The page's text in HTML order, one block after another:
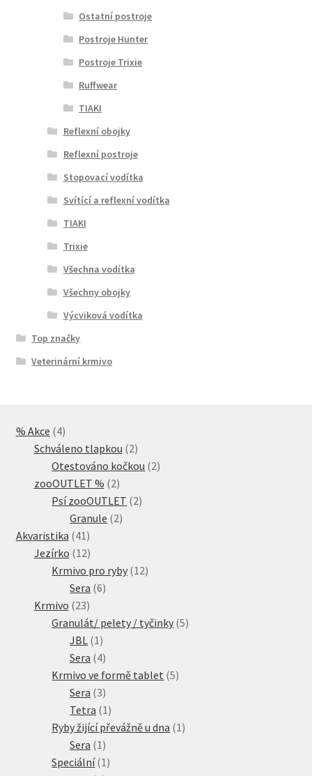
Ostatní postroje
Postroje Hunter
Postroje Trixie
Ruffwear
TIAKI
Reflexní obojky
Reflexní postroje
Stopovací vodítka
Svítící a reflexní vodítka
TIAKI
Trixie
Všechna vodítka
Všechny obojky
Výcviková vodítka
Top značky
Veterinární krmivo
% Akce 44
produkty
Schváleno tlapkou 22
produkty
Otestováno kočkou 22
zooOUTLET % 22
produkty
Psí zooOUTLET 22
Granule 22
Akvaristika 41 41
produktů
Jezírko 1212
produktů
Krmivo pro ryby 1212
Sera 66
Krmivo 2323
produktů
Granulát/ pelety / tyčinky 55
JBL 1 1
produkt
Sera 44
produkty
Krmivo ve formě tablet 55
Sera 33
produkty
Tetra 1 1
produkt
Ryby žijící převážně u dna 1 1
Sera 1 1
produkt
Speciální 1 1